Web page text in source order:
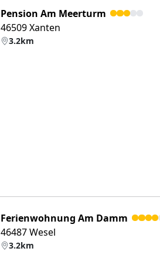
Pension Am Meerturm
46509 Xanten
3.2km
Ferienwohnung Am Damm
46487 Wesel
3.2km